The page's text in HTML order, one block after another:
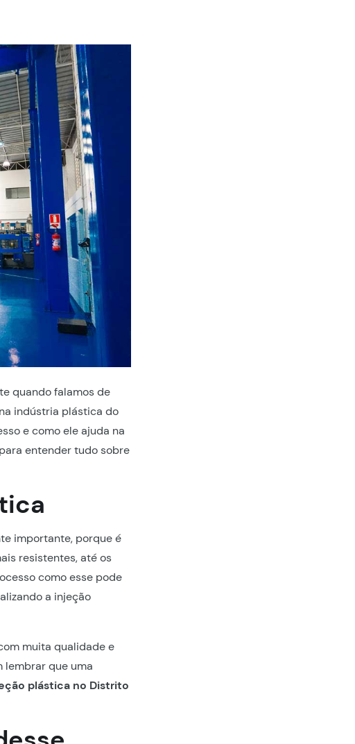
quando falamos de
indústria plástica do
e como ele ajuda na
entender tudo sobre
importante, porque é
resistentes, até os
como esse pode
a injeção
muita qualidade e
lembrar que uma
plástica no Distrito